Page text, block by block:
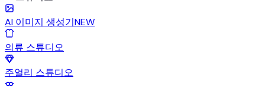
AI 이미지 생성기NEW
의류 스튜디오
주얼리 스튜디오